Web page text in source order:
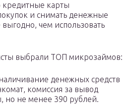
кредитные карты
и снимать денежные
чем использовать
выбрали ТОП микрозаймов:
денежных средств
комиссия за вывод
но не менее 390 рублей.